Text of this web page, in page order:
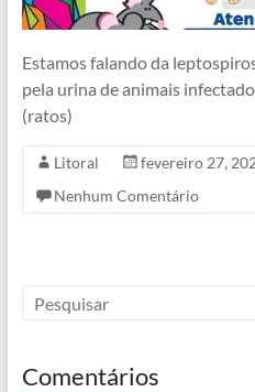
Estamos falando da
pela urina de animais
(ratos)
Litoral fevereiro 27,
Nenhum Comentário
Comentários